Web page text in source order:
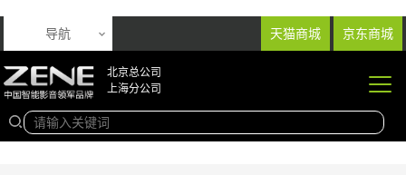
天猫商城 京东商城
导航
北京总公司
上海分公司